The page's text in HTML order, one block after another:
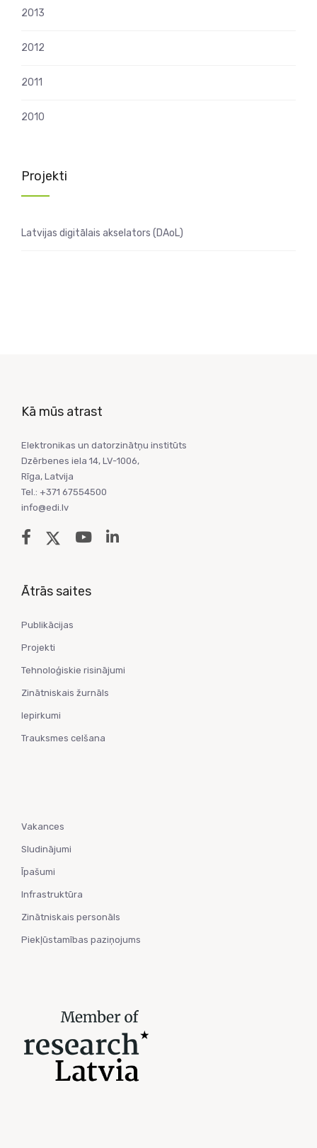
2013
2012
2011
2010
Projekti
Latvijas digitālais akselators (DAoL)
Kā mūs atrast
Elektronikas un datorzinātņu institūts
Dzērbenes iela 14, LV-1006,
Rīga, Latvija
Tel.: +371 67554500
info@edi.lv
Ātrās saites
Publikācijas
Projekti
Tehnoloģiskie risinājumi
Zinātniskais žurnāls
Iepirkumi
Trauksmes celšana
Vakances
Sludinājumi
Īpašumi
Infrastruktūra
Zinātniskais personāls
Piekļūstamības paziņojums